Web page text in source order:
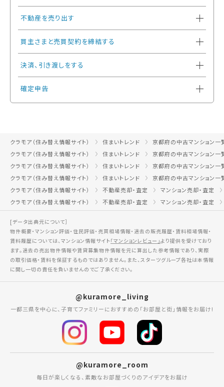
不動産を売り出す
買主さまと売買契約を締結する
決済、引き渡しをする
確定申告
クラモア（住み替え情報サイト） 住まいトレンド
京都府の中古マンション一
クラモア（住み替え情報サイト）
住まいトレンド
京都府の中古マンション一
クラモア（住み替え情報サイト）
住まいトレンド
京都府の中古マンション一
クラモア（住み替え情報サイト）
住まいトレンド
京都府の中古マンション一
クラモア（住み替え情報サイト）
不動産売却・査定
マンション売却・査定
クラモア（住み替え情報サイト）
不動産売却・査定 マンション売却・査定
[データ出典元について］
物件概要・マンション評価・住民評価・売買相場情報・過去の販売履歴・賃料相場情報・
賃料履歴については、マンション情報サイト「マンションレビュー」より提供を受けており
ます。過去の売出物件情報や賃貸募集物件情報を元に算出した参考情報であり、実際
の取引価格・賃料を保証するものではありません。また、スターツグループ各社は本情報
に関し一切の責任を負いませんのでご了承ください。
@kuramore_living
一都三県を中心に、子育てファミリーにおすすめの「お部屋と街」情報をお届け!
@kuramore_room
毎日が楽しくなる、素敵なお部屋づくりのアイデアをお届け